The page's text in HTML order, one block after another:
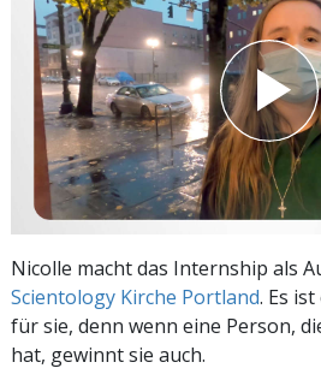
Nicolle macht das Internship als
Scientology Kirche Portland. Es
für sie, denn wenn eine Person,
hat, gewinnt sie auch.